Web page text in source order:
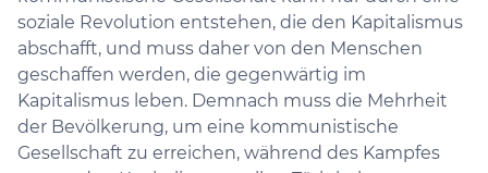
soziale Revolution entstehen, die den Kapitalismus
abschafft, und muss daher von den Menschen
geschaffen werden, die gegenwärtig im
Kapitalismus leben. Demnach muss die Mehrheit
der Bevölkerung, um eine kommunistische
Gesellschaft zu erreichen, während des Kampfes